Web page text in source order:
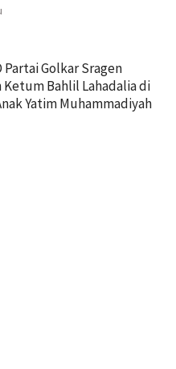
Partai Golkar Sragen
Ketum Bahlil Lahadalia di
Yatim Muhammadiyah